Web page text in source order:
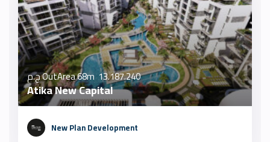
OutArea 68m13.187.240 ج.م
Atika New Capital
New Plan Development